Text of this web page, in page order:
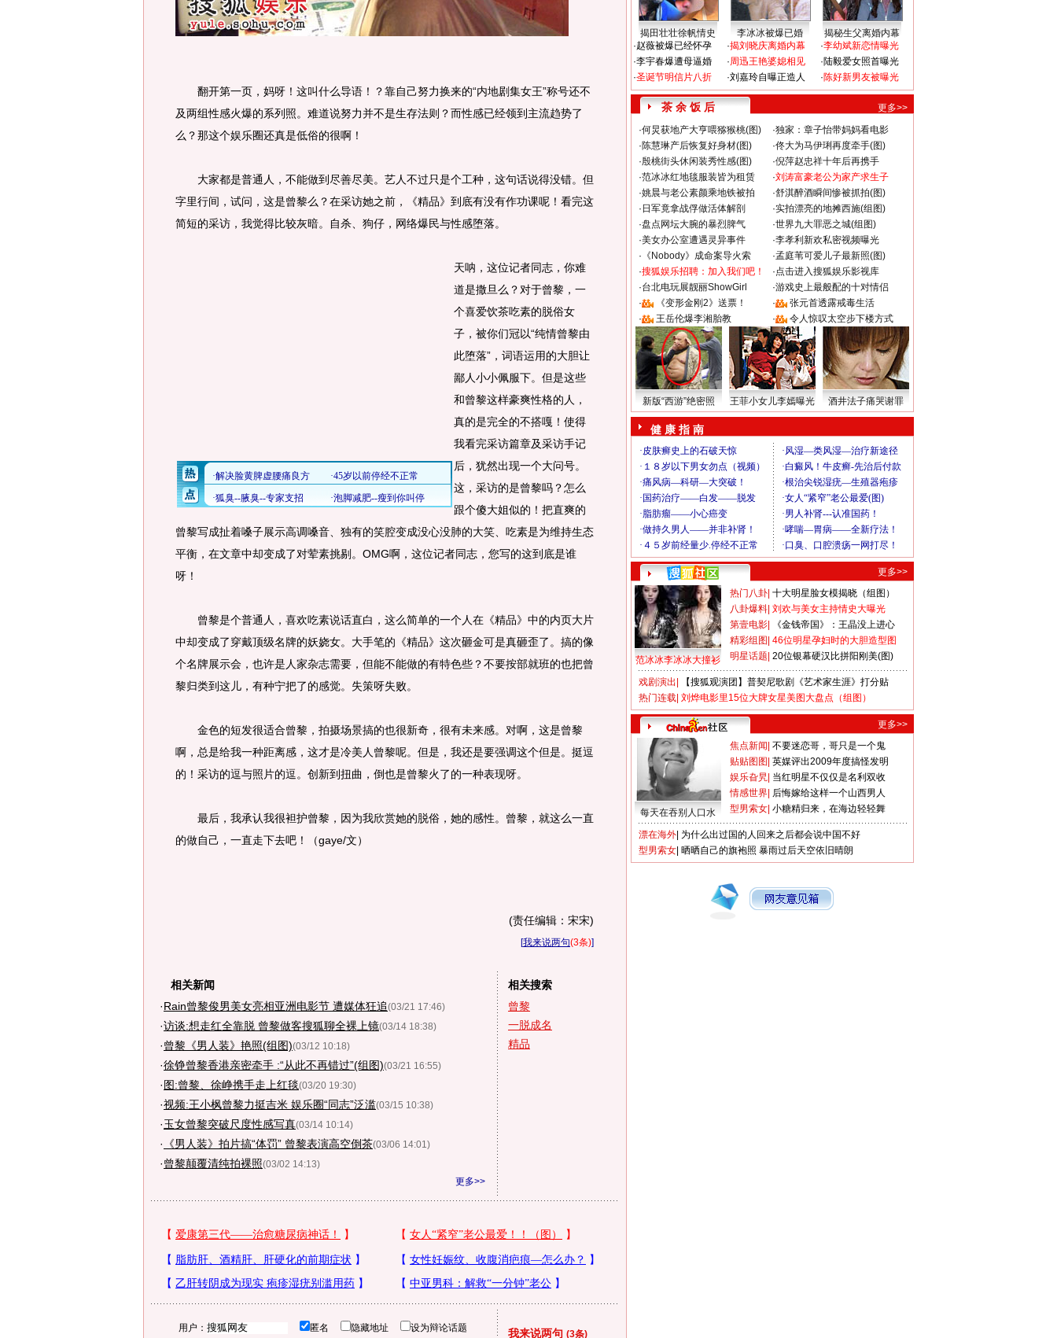
翻开第一页，妈呀！这叫什么导语！？靠自己努力换来的“内地剧集女王”称号还不
及两组性感火爆的系列照。难道说努力并不是生存法则？而性感已经领到主流趋势了
么？那这个娱乐圈还真是低俗的很啊！
大家都是普通人，不能做到尽善尽美。艺人不过只是个工种，这句话说得没错。但
字里行间，试问，这是曾黎么？在采访她之前，《精品》到底有没有作功课呢！看完这
简短的采访，我觉得比较灰暗。自杀、狗仔，网络爆民与性感堕落。
天呐，这位记者同志，你难
道是撒旦么？对于曾黎，一
个喜爱饮茶吃素的脱俗女
子，被你们冠以“纯情曾黎由
此堕落”，词语运用的大胆让
鄙人小小佩服下。但是这些
和曾黎这样豪爽性格的人，
真的是完全的不搭嘎！使得
我看完采访篇章及采访手记
后，犹然出现一个大问号。
这，采访的是曾黎吗？怎么
跟个傻大姐似的！把直爽的
曾黎写成扯着嗓子展示高调嗓音、独有的笑腔变成没心没肺的大笑、吃素是为维持生态
平衡，在文章中却变成了对荤素挑剔。OMG啊，这位记者同志，您写的这到底是谁
呀！
曾黎是个普通人，喜欢吃素说话直白，这么简单的一个人在《精品》中的内页大片
中却变成了穿戴顶级名牌的妖娆女。大手笔的《精品》这次砸金可是真砸歪了。搞的像
个名牌展示会，也许是人家杂志需要，但能不能做的有特色些？不要按部就班的也把曾
黎归类到这儿，有种宁把了的感觉。失策呀失败。
金色的短发很适合曾黎，拍摄场景搞的也很新奇，很有未来感。对啊，这是曾黎
啊，总是给我一种距离感，这才是冷美人曾黎呢。但是，我还是要强调这个但是。挺逗
的！采访的逗与照片的逗。创新到扭曲，倒也是曾黎火了的一种表现呀。
最后，我承认我很袒护曾黎，因为我欣赏她的脱俗，她的感性。曾黎，就这么一直
的做自己，一直走下去吧！（gaye/文）
(责任编辑：宋宋)
[我来说两句(3条)]
相关新闻
·Rain曾黎俊男美女亮相亚洲电影节 遭媒体狂追(03/21 17:46)
·访谈:想走红全靠脱 曾黎做客搜狐聊全裸上镜(03/14 18:38)
·曾黎《男人装》艳照(组图)(03/12 10:18)
·徐铮曾黎香港亲密牵手 :“从此不再错过”(组图)(03/21 16:55)
·图:曾黎、徐峥携手走上红毯(03/20 19:30)
·视频:王小枫曾黎力挺吉米 娱乐圈“同志”泛滥(03/15 10:38)
·玉女曾黎突破尺度性感写真(03/14 10:14)
· 《男人装》拍片搞“体罚” 曾黎表演高空倒茶(03/06 14:01)
·曾黎颠覆清纯拍裸照(03/02 14:13)
更多>>
相关搜索
曾黎
一脱成名
精品
用户： 匿名 隐藏地址 设为辩论话题 我来说两句 (3条)
揭田壮壮徐帆情史 李冰冰被爆已婚
揭秘生父离婚内幕
·赵薇被爆已经怀孕
·李宇春爆遭母逼婚
·圣诞节明信片八折
·揭刘晓庆离婚内幕
·周迅王艳婆媳相见
·刘嘉玲自曝正造人
·李幼斌新恋情曝光
·陆毅爱女照首曝光
·陈好新男友被曝光
茶 余 饭 后
更多>>
·何炅获地产大亨喂猕猴桃(图) ·独家：章子怡带妈妈看电影
·陈慧琳产后恢复好身材(图) ·佟大为马伊琍再度牵手(图)
·殷桃街头休闲装秀性感(图) ·倪萍赵忠祥十年后再携手
·范冰冰红地毯服装皆为租赁 ·刘涛富豪老公为家产求生子
·姚晨与老公素颜乘地铁被拍 ·舒淇醉酒瞬间惨被抓拍(图)
· 日军竟拿战俘做活体解剖 ·实拍漂亮的地摊西施(组图)
·盘点网坛大腕的暴烈脾气 ·世界九大罪恶之城(组图)
·美女办公室遭遇灵异事件 ·李孝利新欢私密视频曝光
· 《Nobody》成命案导火索 ·孟庭苇可爱儿子最新照(图)
·搜狐娱乐招聘：加入我们吧！ ·点击进入搜狐娱乐影视库
·台北电玩展靓丽ShowGirl ·游戏史上最般配的十对情侣
·
《变形金刚2》送票！ ·
张元首透露戒毒生活
·
王岳伦爆李湘胎教 · 令人惊叹太空步下楼方式
新版“西游”绝密照 王菲小女儿李嫣曝光 酒井法子痛哭谢罪
健 康 指 南
更多>>
范冰冰李冰冰大撞衫
热门八卦 十大明星脸女模揭晓（组图）
八卦爆料 刘欢与美女主持情史大曝光
第壹电影
《金钱帝国》：王晶没上进心
精彩组图 46位明星孕妇时的大胆造型图
明星话题 20位银幕硬汉比拼阳刚美(图)
戏剧演出
【搜狐观演团】普契尼歌剧《艺术家生涯》打分贴
热门连载 刘烨电影里15位大牌女星美图大盘点（组图）
更多>>
每天在吞别人口水
焦点新闻 不要迷恋哥，哥只是一个鬼
贴贴图图 英媒评出2009年度搞怪发明
娱乐旮旯 当红明星不仅仅是名利双收
情感世界 后悔嫁给这样一个山西男人
型男索女 小糖精归来，在海边轻轻舞
漂在海外 为什么出过国的人回来之后都会说中国不好
型男索女 晒晒自己的旗袍照 暴雨过后天空依旧晴朗